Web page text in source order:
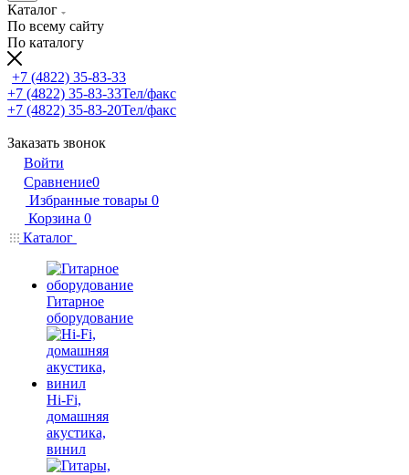
Каталог
По всему сайту
По каталогу
+7 (4822) 35-83-33
+7 (4822) 35-83-33Тел/факс
+7 (4822) 35-83-20Тел/факс
Заказать звонок
Войти
Сравнение0
Избранные товары 0
Корзина 0
Каталог
Гитарное
оборудование
Hi-Fi,
домашняя
акустика,
винил